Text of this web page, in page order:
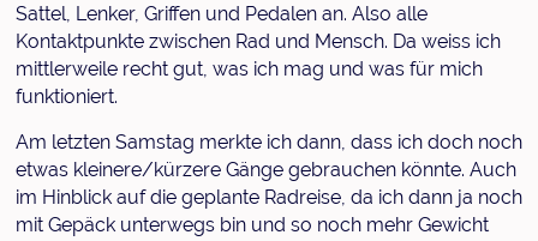
Sattel, Lenker, Griffen und Pedalen an. Also alle
Kontaktpunkte zwischen Rad und Mensch. Da weiss ich
mittlerweile recht gut, was ich mag und was für mich
funktioniert.
Am letzten Samstag merkte ich dann, dass ich doch noch
etwas kleinere/kürzere Gänge gebrauchen könnte. Auch
im Hinblick auf die geplante Radreise, da ich dann ja noch
mit Gepäck unterwegs bin und so noch mehr Gewicht